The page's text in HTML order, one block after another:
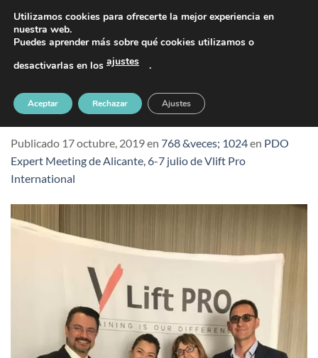
contenido
PIDE TU CITA AL TELÉFONO 637 42 97 25
PDO Expert Meeting de Alicante, 6-7 julio
de Vlift Pro International (1)
Publicado 17 octubre, 2019en 768 &veces; 1024en PDO
Expert Meeting de Alicante, 6-7 julio de Vlift Pro
International
Utilizamos cookies para ofrecerte la mejor experiencia en
nuestra web.
Puedes aprender más sobre qué cookies utilizamos o
desactivarlas en los ajustes .
Aceptar Rechazar Ajustes